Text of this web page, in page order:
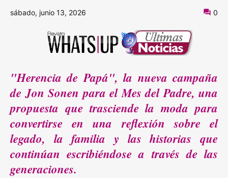
sábado, junio 13, 2026 0
"Herencia de Papá", la nueva campaña
de Jon Sonen para el Mes del Padre, una
propuesta que trasciende la moda para
convertirse en una reflexión sobre el
legado, la familia y las historias que
continúan escribiéndose a través de las
generaciones.